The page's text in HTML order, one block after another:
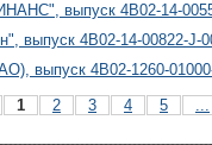
выпуск 4B02-14-
выпуск 4B02-14-00822-J-
выпуск 4B02-1260-
1
2 3 4 5 ...